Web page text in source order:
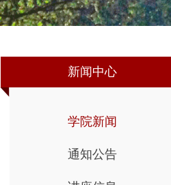
新闻中心
学院新闻
通知公告